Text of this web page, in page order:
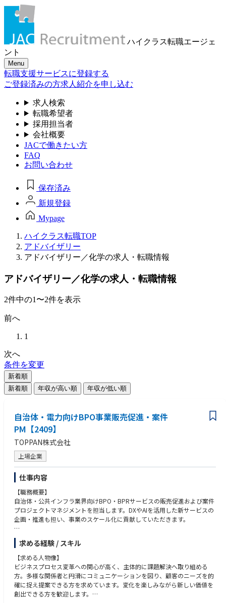
ハイクラス転職エージェ
ント
Menu
転職支援サービスに登録する
ご登録済みの方求人紹介を申し込む
求人検索
転職希望者
採用担当者
会社概要
JACで働きたい方
FAQ
お問い合わせ
保存済み
新規登録
Mypage
ハイクラス転職TOP
アドバイザリー
アドバイザリー／化学の求人・転職情報
アドバイザリー／化学の求人・転職情報
2件中の1〜2件を表示
前へ
1
次へ
条件を変更
新着順
新着順
年収が高い順 年収が低い順
自治体・電力向けBPO事業販売促進・案件
PM【2409】
TOPPAN株式会社
上場企業
仕事内容
【職務概要】
自治体・公共インフラ業界向けBPO・BPRサービスの販売促進および案件
プロジェクトマネジメントを担当します。DXやAIを活用した新サービスの
企画・推進も担い、事業のスケール化に貢献していただきます。
【職務詳細】
自治体・公共インフラ業界向けBPO・BPRサービスの販売促進活動
自治体入札やプロポーザル対応業務
案件受注後のプロジェクトマネジメント・業務構築
計算センターや他部門との協業による重点プロジェクト推進
【職務の魅力】
求める経験 / スキル
【求める人物像】
ビジネスプロセス変革への関心が高く、主体的に課題解決へ取り組める
方。多様な関係者と円滑にコミュニケーションを図り、顧客のニーズを的
確に捉え提案できる方を求めています。変化を楽しみながら新しい価値を
創出できる方を歓迎します。